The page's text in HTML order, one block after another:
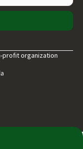
profit organization